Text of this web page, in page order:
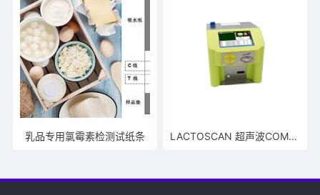
乳品专用氯霉素检测试纸条 LACTOSCAN 超声波COMBO牛奶体细胞计数仪